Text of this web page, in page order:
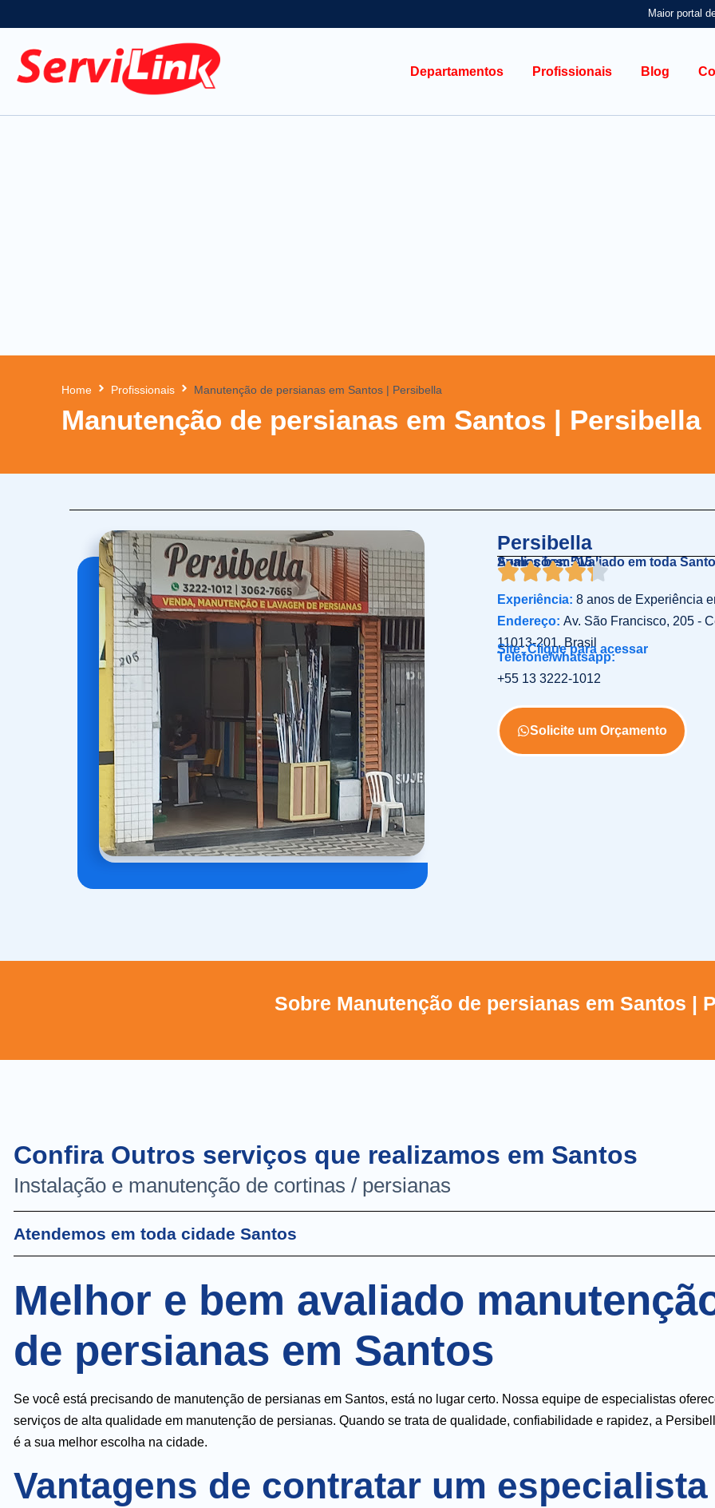
Maior portal
Departamentos Profissionais Blog
Home Profissionais Manutenção de persianas em Santos | Persibella
Manutenção de persianas em Santos | Persibella
Persibella
Somos bem Avaliado em toda
Avaliações: 515
Experiência: 8 anos de Experiência
Endereço: Av. São Francisco, 205 -
11013-201, Brasil
Site: Clique para acessar
Telefone/whatsapp:
+55 13 3222-1012
Solicite um Orçamento
Sobre Manutenção de persianas em Santos |
Confira Outros serviços que realizamos em Santos
Instalação e manutenção de cortinas / persianas
Atendemos em toda cidade Santos
Melhor e bem avaliado
de persianas em Santos
Se você está precisando de manutenção de persianas em Santos, está no lugar certo. Nossa equipe de especialistas
serviços de alta qualidade em manutenção de persianas. Quando se trata de qualidade, confiabilidade e rapidez, a
é a sua melhor escolha na cidade.
Vantagens de contratar um especialista